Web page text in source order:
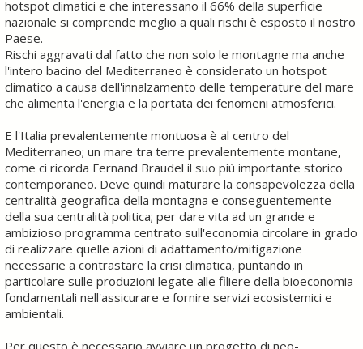
hotspot climatici e che interessano il 66% della superficie
nazionale si comprende meglio a quali rischi è esposto il nostro
Paese.
Rischi aggravati dal fatto che non solo le montagne ma anche
l'intero bacino del Mediterraneo è considerato un hotspot
climatico a causa dell'innalzamento delle temperature del mare
che alimenta l'energia e la portata dei fenomeni atmosferici.
E l'Italia prevalentemente montuosa è al centro del
Mediterraneo; un mare tra terre prevalentemente montane,
come ci ricorda Fernand Braudel il suo più importante storico
contemporaneo. Deve quindi maturare la consapevolezza della
centralità geografica della montagna e conseguentemente
della sua centralità politica; per dare vita ad un grande e
ambizioso programma centrato sull'economia circolare in grado
di realizzare quelle azioni di adattamento/mitigazione
necessarie a contrastare la crisi climatica, puntando in
particolare sulle produzioni legate alle filiere della bioeconomia
fondamentali nell'assicurare e fornire servizi ecosistemici e
ambientali.
Per questo è necessario avviare un progetto di neo-